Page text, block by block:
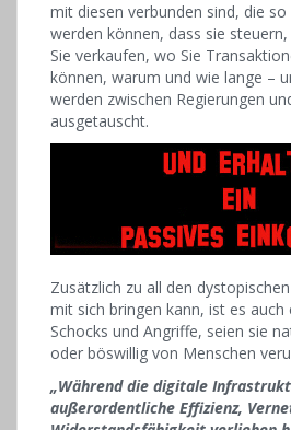
mit diesen verbunden sind, die
werden können, dass sie
Sie verkaufen, wo Sie
können, warum und wie lange –
werden zwischen Regierungen
ausgetauscht.
Zusätzlich zu all den
mit sich bringen kann, ist es
Schocks und Angriffe, seien sie
oder böswillig von Menschen
„Während die digitale
außerordentliche Effizienz,